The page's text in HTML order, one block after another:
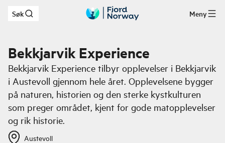
Hopp til hovedinnhold
Søk Meny
Bekkjarvik Experience
Bekkjarvik Experience tilbyr opplevelser i Bekkjarvik
i Austevoll gjennom hele året. Opplevelsene bygger
på naturen, historien og den sterke kystkulturen
som preger området, kjent for gode matopplevelser
og rik historie.
Austevoll